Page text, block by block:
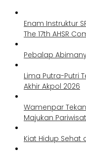
Enam Instruktur
The 17th AHSR
Pebalap
Lima Putra-Putri
Akhir Akpol 2026
Wamenpar
Majukan
Kiat Hidup Sehat